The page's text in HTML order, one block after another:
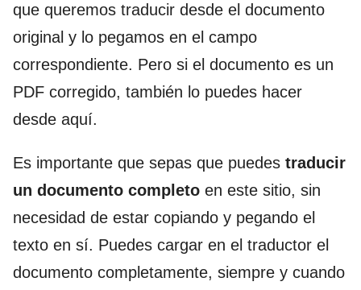
que queremos traducir desde el documento
original y lo pegamos en el campo
correspondiente. Pero si el documento es un
PDF corregido, también lo puedes hacer
desde aquí.
Es importante que sepas que puedes traducir
un documento completo en este sitio, sin
necesidad de estar copiando y pegando el
texto en sí. Puedes cargar en el traductor el
documento completamente, siempre y cuando